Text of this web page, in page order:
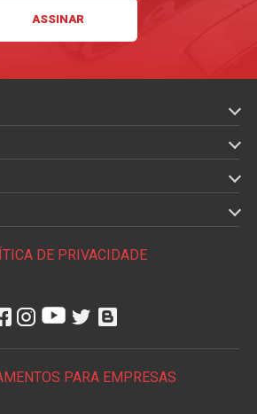
DE PRIVACIDADE
PARA EMPRESAS